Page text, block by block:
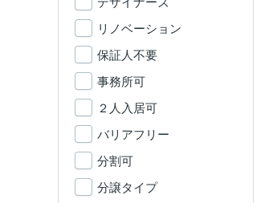
リノベーション
保証人不要
事務所可
２人入居可
バリアフリー
分割可
分譲タイプ